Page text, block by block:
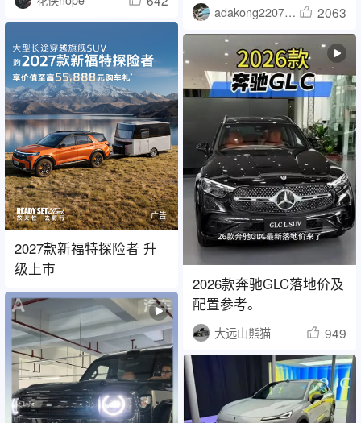
adakong220716 2063
广告
2027款新福特探险者 升
级上市
2026款奔驰GLC落地价及
配置参考。
大远山熊猫 949